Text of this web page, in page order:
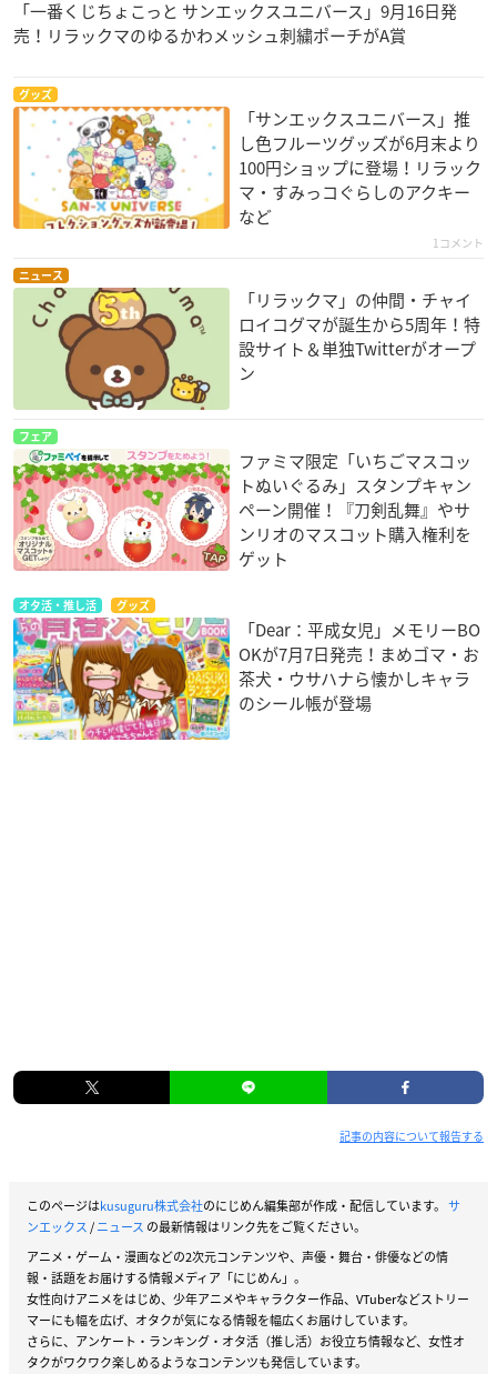
「一番くじちょこっと サンエックスユニバース」9月16日発
売！リラックマのゆるかわメッシュ刺繍ポーチがA賞
グッズ
「サンエックスユニバース」推
し色フルーツグッズが6月末より
100円ショップに登場！リラック
マ・すみっコぐらしのアクキー
など
1コメント
ニュース
「リラックマ」の仲間・チャイ
ロイコグマが誕生から5周年！特
設サイト＆単独Twitterがオープ
ン
フェア
ファミマ限定「いちごマスコッ
トぬいぐるみ」スタンプキャン
ペーン開催！『刀剣乱舞』やサ
ンリオのマスコット購入権利を
ゲット
オタ活・推し活 グッズ
「Dear：平成女児」メモリーBO
OKが7月7日発売！まめゴマ・お
茶犬・ウサハナら懐かしキャラ
のシール帳が登場
記事の内容について報告する
このページはkusuguru株式会社のにじめん編集部が作成・配信しています。 サ
ンエックス/ニュース の最新情報はリンク先をご覧ください。
アニメ・ゲーム・漫画などの2次元コンテンツや、声優・舞台・俳優などの情
報・話題をお届けする情報メディア「にじめん」。
女性向けアニメをはじめ、少年アニメやキャラクター作品、VTuberなどストリー
マーにも幅を広げ、オタクが気になる情報を幅広くお届けしています。
さらに、アンケート・ランキング・オタ活（推し活）お役立ち情報など、女性オ
タクがワクワク楽しめるようなコンテンツも発信しています。